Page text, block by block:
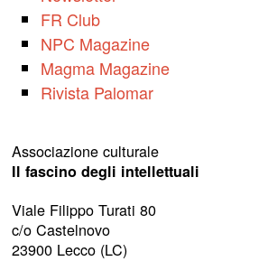
FR Club
NPC Magazine
Magma Magazine
Rivista Palomar
Associazione culturale
Il fascino degli intellettuali
Viale Filippo Turati 80
c/o Castelnovo
23900 Lecco (LC)